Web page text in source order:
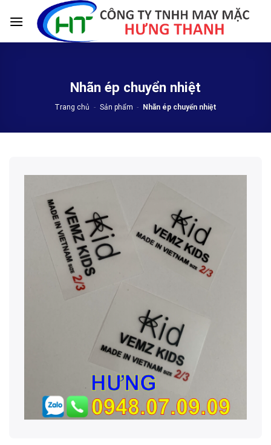
Nhãn ép chuyển nhiệt
Trang chủ - Sản phẩm - Nhãn ép chuyển nhiệt